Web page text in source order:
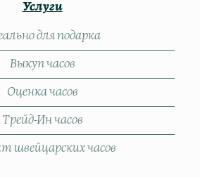
Услуги
для подарка
Выкуп часов
Оценка часов
Трейд-Ин часов
швейцарских часов